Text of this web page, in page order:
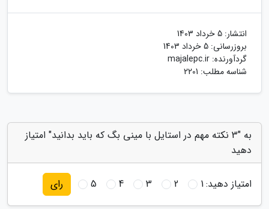
انتشار: 5 خرداد 1403
بروزرسانی: 5 خرداد 1403
گردآورنده: majalepc.ir
شناسه مطلب: 2201
به "3 نکته مهم در استایل با مینی بگ که باید بدانید" امتیاز
دهید
امتیاز دهید:1
2
3
4
5 رای